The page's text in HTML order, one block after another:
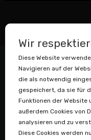
Wir
Diese Website
Navigieren auf der
die als notwendig
gespeichert, da sie für
Funktionen der Website
außerdem Cookies von
analysieren und zu
Diese Cookies werden